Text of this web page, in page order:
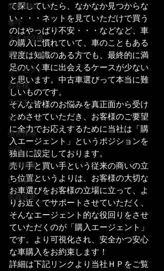
安全運転
修理
タイヤ交換
車メンテナンス
コンセプト
お客様
クーポン
セール
損害保険
出張
お得情報
レンタカー
名義変更
て探していたら、なかなか見つからな
い・・・ネットを見ていただけで買う
のはやっぱり不安・・・などなど、車
の購入に慣れていて、車のこともある
程度は知識のある方でも、最終的に満
足のいく車に出会えるケースが少ない
と思います。中古車選びって本当に難
しいものです。
そんな皆様のお悩みを真正面から受け
とめさせていただき、お客様のご要望
に全力でお応えするために当社は「購
入エージェント」というポジションを
独自に設定しております。
売り手と買い手という従来の商いの立
ち位置というよりは、お客様の大切な
お車選びをお客様の立場に立って、よ
りお近くでサポートさせていただく、
そんなエージェント的な役回りをさせ
ていただくのが「購入エージェント」
です。より可視化され、安全かつ安心
な車購入をお約束します！
詳細は下記リンクより当社ＨＰをご覧